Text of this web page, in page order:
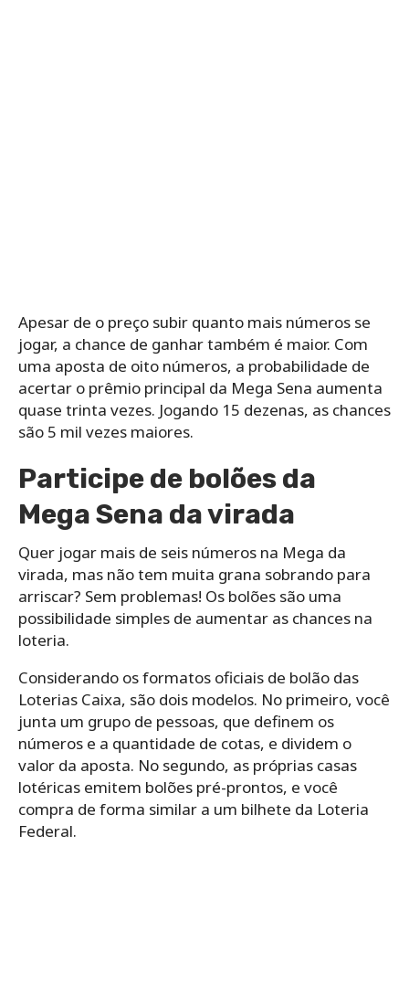
Apesar de o preço subir quanto mais números se
jogar, a chance de ganhar também é maior. Com
uma aposta de oito números, a probabilidade de
acertar o prêmio principal da Mega Sena aumenta
quase trinta vezes. Jogando 15 dezenas, as chances
são 5 mil vezes maiores.
Participe de bolões da
Mega Sena da virada
Quer jogar mais de seis números na Mega da
virada, mas não tem muita grana sobrando para
arriscar? Sem problemas! Os bolões são uma
possibilidade simples de aumentar as chances na
loteria.
Considerando os formatos oficiais de bolão das
Loterias Caixa, são dois modelos. No primeiro, você
junta um grupo de pessoas, que definem os
números e a quantidade de cotas, e dividem o
valor da aposta. No segundo, as próprias casas
lotéricas emitem bolões pré-prontos, e você
compra de forma similar a um bilhete da Loteria
Federal.